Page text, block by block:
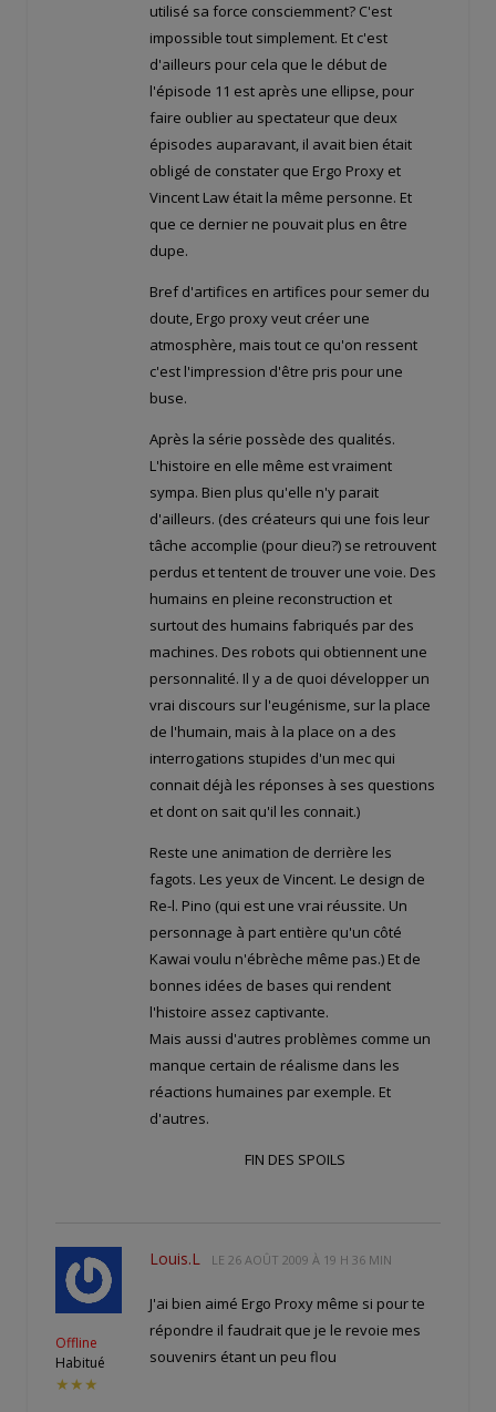
utilisé sa force consciemment? C'est
impossible tout simplement. Et c'est
d'ailleurs pour cela que le début de
l'épisode 11 est après une ellipse, pour
faire oublier au spectateur que deux
épisodes auparavant, il avait bien était
obligé de constater que Ergo Proxy et
Vincent Law était la même personne. Et
que ce dernier ne pouvait plus en être
dupe.
Bref d'artifices en artifices pour semer du
doute, Ergo proxy veut créer une
atmosphère, mais tout ce qu'on ressent
c'est l'impression d'être pris pour une
buse.
Après la série possède des qualités.
L'histoire en elle même est vraiment
sympa. Bien plus qu'elle n'y parait
d'ailleurs. (des créateurs qui une fois leur
tâche accomplie (pour dieu?) se retrouvent
perdus et tentent de trouver une voie. Des
humains en pleine reconstruction et
surtout des humains fabriqués par des
machines. Des robots qui obtiennent une
personnalité. Il y a de quoi développer un
vrai discours sur l'eugénisme, sur la place
de l'humain, mais à la place on a des
interrogations stupides d'un mec qui
connait déjà les réponses à ses questions
et dont on sait qu'il les connait.)
Reste une animation de derrière les
fagots. Les yeux de Vincent. Le design de
Re-l. Pino (qui est une vrai réussite. Un
personnage à part entière qu'un côté
Kawai voulu n'ébrèche même pas.) Et de
bonnes idées de bases qui rendent
l'histoire assez captivante.
Mais aussi d'autres problèmes comme un
manque certain de réalisme dans les
réactions humaines par exemple. Et
d'autres.
FIN DES SPOILS
Offline
Habitué
★★★
Louis.L LE 26 AOÛT 2009 À 19 H 36 MIN
J'ai bien aimé Ergo Proxy même si pour te
répondre il faudrait que je le revoie mes
souvenirs étant un peu flou